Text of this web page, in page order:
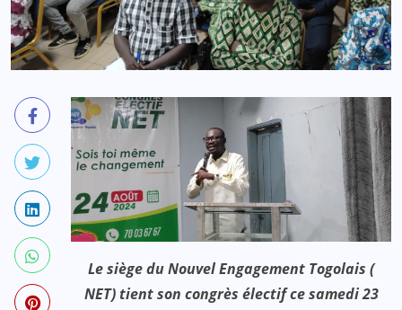
Le siège du Nouvel Engagement Togolais (
NET) tient son congrès électif ce samedi 23